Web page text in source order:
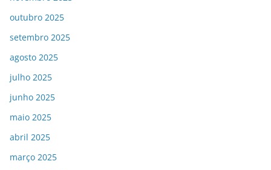
outubro 2025
setembro 2025
agosto 2025
julho 2025
junho 2025
maio 2025
abril 2025
março 2025